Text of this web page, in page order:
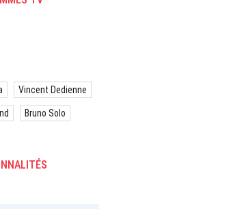
Vincent Dedienne
Bruno Solo